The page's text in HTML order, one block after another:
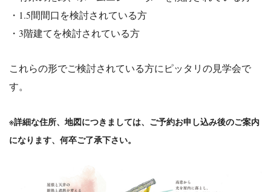
・1.5間間口を検討されている方
・3階建てを検討されている方
これらの形でご検討されている方にピッタリの見学会で
す。
※詳細な住所、地図につきましては、ご予約お申し込み後のご案内
になります、何卒ご了承下さい。